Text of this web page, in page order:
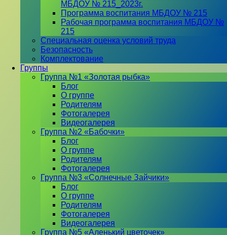
МБДОУ № 215_2023г.
Программа воспитания МБДОУ № 215
Рабочая программа воспитания МБДОУ №
215
Специальная оценка условий труда
Безопасность
Комплектование
Группы
Группа №1 «Золотая рыбка»
Блог
О группе
Родителям
Фотогалерея
Видеогалерея
Группа №2 «Бабочки»
Блог
О группе
Родителям
Фотогалерея
Группа №3 «Солнечные Зайчики»
Блог
О группе
Родителям
Фотогалерея
Видеогалерея
Группа №5 «Аленький цветочек»